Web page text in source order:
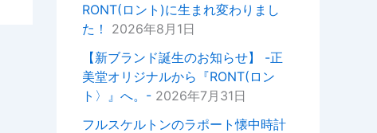
次お越しの際はぜひお話しさせて
いただきたいので宜しければお声
掛けいただけると幸いでございま
す。
今後ともどうぞよろしくお願いい
たします。
RONT(ロント)に生まれ変わりまし
た！
2026年8月1日
【新ブランド誕生のお知らせ】 -正
美堂オリジナルから『RONT(ロン
ト〉』へ。- 2026年7月31日
フルスケルトンのラポート懐中時計